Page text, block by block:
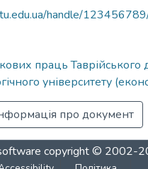
handle/
праць Таврійського
університету
про документ
copyright © 2002-